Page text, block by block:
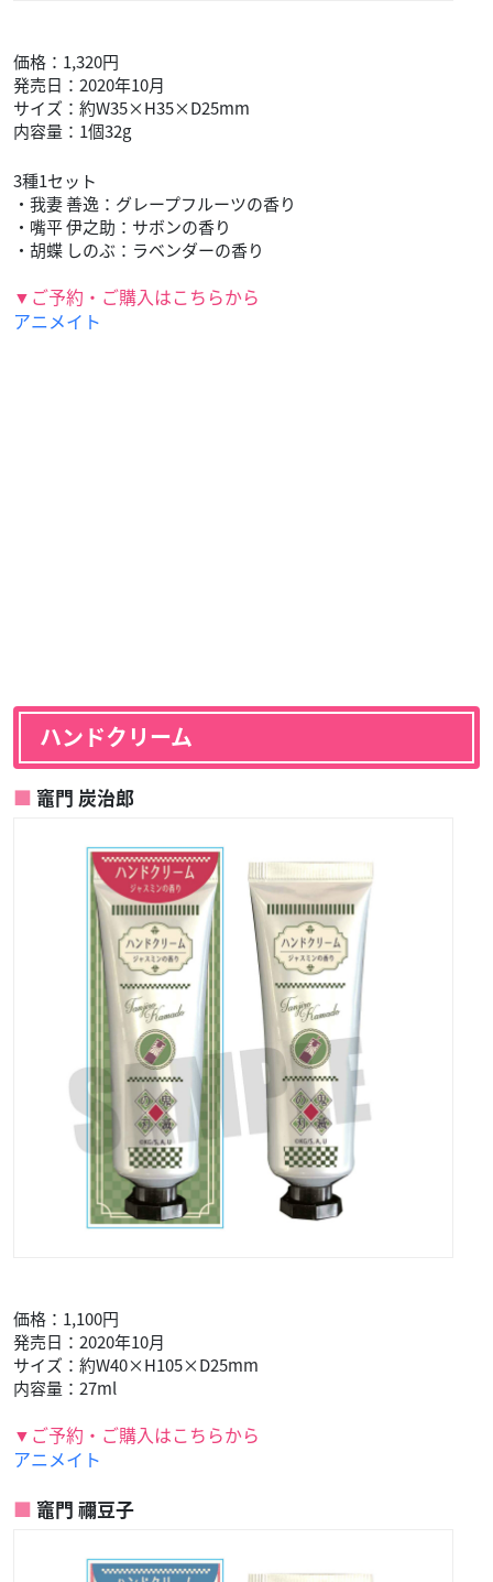
価格：1,320円
発売日：2020年10月
サイズ：約W35×H35×D25mm
内容量：1個32g
3種1セット
・我妻 善逸：グレープフルーツの香り
・嘴平 伊之助：サボンの香り
・胡蝶 しのぶ：ラベンダーの香り
▼ご予約・ご購入はこちらから
アニメイト
ハンドクリーム
竈門 炭治郎
価格：1,100円
発売日：2020年10月
サイズ：約W40×H105×D25mm
内容量：27ml
▼ご予約・ご購入はこちらから
アニメイト
竈門 禰豆子